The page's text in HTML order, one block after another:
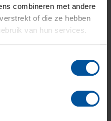
combineren met andere
of die ze hebben
van hun services.
Het
inboedel- en